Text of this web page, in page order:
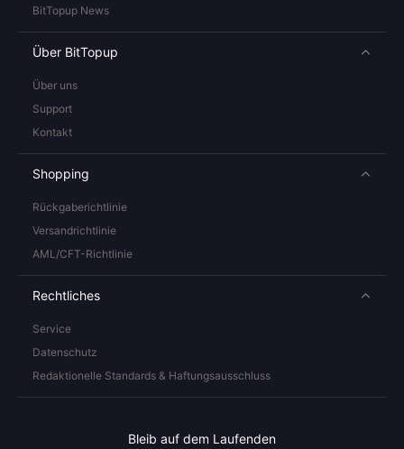
BitTopup News
Über BitTopup
Über uns
Support
Kontakt
Shopping
Rückgaberichtlinie
Versandrichtlinie
AML/CFT-Richtlinie
Rechtliches
Service
Datenschutz
Redaktionelle Standards & Haftungsausschluss
Bleib auf dem Laufenden